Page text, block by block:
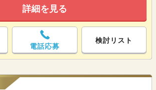
詳細を見る
電話応募
検討リスト